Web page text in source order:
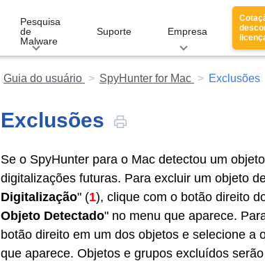
Pesquisa
de
Malware
Suporte Empresa
Guia do usuário SpyHunter for Mac Exclusões
Exclusões
Se o SpyHunter para o Mac detectou um
digitalizações futuras. Para excluir um objeto
Digitalização" (1), clique com o botão direito
Objeto Detectado" no menu que aparece.
botão direito em um dos objetos e selecione a
que aparece. Objetos e grupos excluídos